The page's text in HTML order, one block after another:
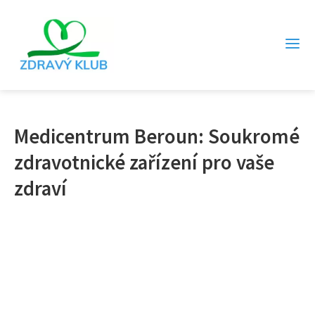
Medicentrum Beroun: Soukromé
zdravotnické zařízení pro vaše
zdraví